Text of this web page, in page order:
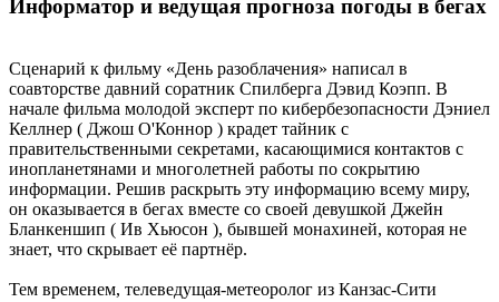
Информатор и ведущая прогноза погоды в бегах
Сценарий к фильму «День разоблачения» написал в
соавторстве давний соратник Спилберга Дэвид Коэпп. В
начале фильма молодой эксперт по кибербезопасности Дэниел
Келлнер ( Джош О'Коннор ) крадет тайник с
правительственными секретами, касающимися контактов с
инопланетянами и многолетней работы по сокрытию
информации. Решив раскрыть эту информацию всему миру,
он оказывается в бегах вместе со своей девушкой Джейн
Бланкеншип ( Ив Хьюсон ), бывшей монахиней, которая не
знает, что скрывает её партнёр.
Тем временем, телеведущая-метеоролог из Канзас-Сити